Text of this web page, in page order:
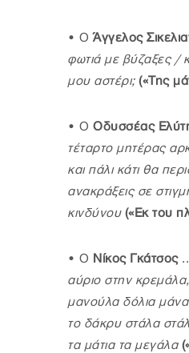
• Ο Άγγελος
φωτιά με βύζαξες /
μου αστέρι; («Της
• Ο Οδυσσέας
τέταρτο μητέρας
και πάλι κάτι θα
ανακράξεις σε
κινδύνου («Εκ του
• Ο Νίκος Γκάτσος
αύριο στην
μανούλα δόλια
το δάκρυ στάλα
τα μάτια τα μεγάλα(